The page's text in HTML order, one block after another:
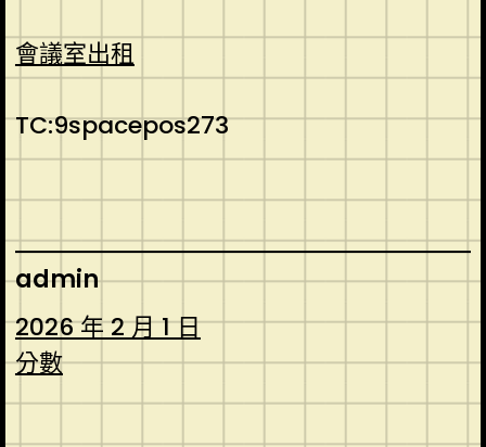
會議室出租
TC:9spacepos273
admin
2026 年 2 月 1 日
分數